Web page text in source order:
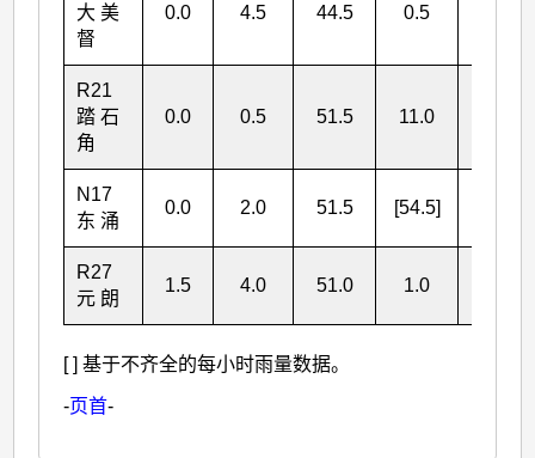
大 美
督
0.0 4.5 44.5 0.5
R21
踏 石
角
0.0 0.5 51.5 11.0
N17
东 涌
0.0 2.0 51.5 [54.5]
R27
元 朗
1.5 4.0 51.0 1.0
[ ] 基于不齐全的每小时雨量数据。
-页首-